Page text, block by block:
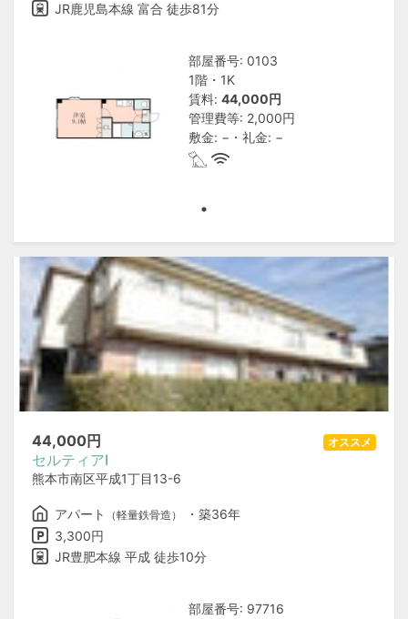
JR鹿児島本線 富合 徒歩81分
部屋番号: 0103
1階・1K
賃料: 44,000円
管理費等: 2,000円
敷金: −・礼金: −
44,000円
セルティアⅠ
熊本市南区平成1丁目13-6
オススメ
アパート （軽量鉄骨造）
・築36年
3,300円
JR豊肥本線 平成 徒歩10分
部屋番号: 97716